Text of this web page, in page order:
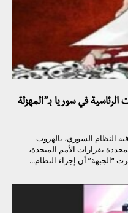
في سوريا بـ”المهزلة
النظام السوري، بالهروب
بقرارات الأمم المتحدة،